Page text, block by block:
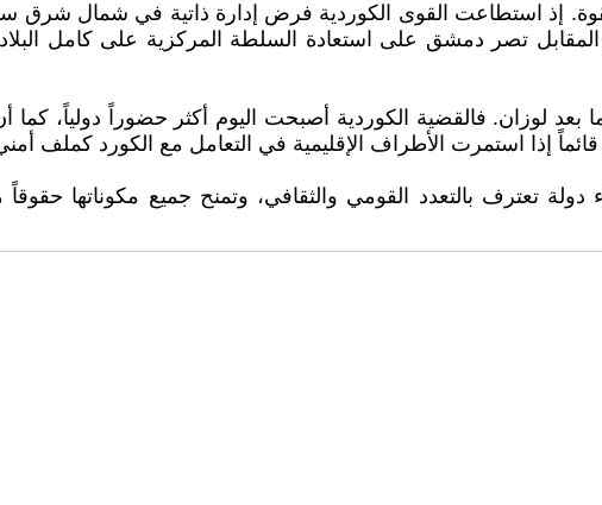
بقوة. إذ استطاعت القوى الكوردية فرض إدارة ذاتية في شمال شرق
تصر دمشق على استعادة السلطة المركزية على كامل
لوزان. فالقضية الكوردية أصبحت اليوم أكثر حضوراً دولياً، كما أن
إذا استمرت الأطراف الإقليمية في التعامل مع الكورد كملف
تعترف بالتعدد القومي والثقافي، وتمنح جميع مكوناتها حقوقاً